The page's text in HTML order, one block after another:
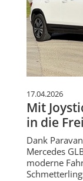
17.04.2026
Mit
in die
Dank
Mercedes
moderne